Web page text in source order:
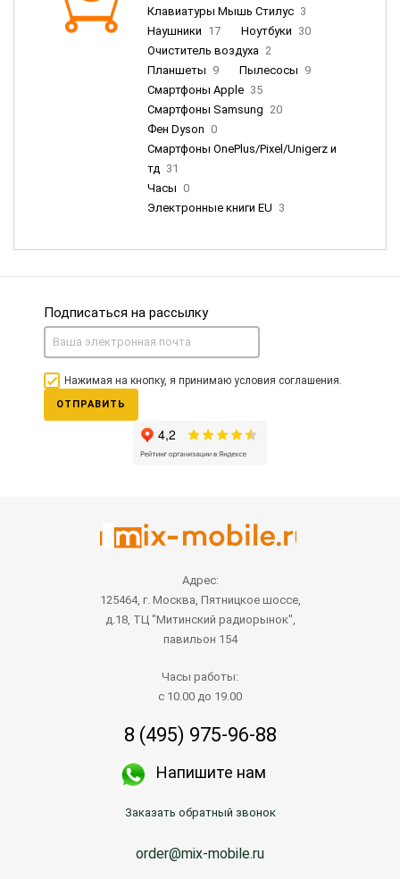
Клавиатуры Мышь Стилус 3
Наушники 17 Ноутбуки 30
Очиститель воздуха 2
Планшеты 9 Пылесосы 9
Смартфоны Apple 35
Смартфоны Samsung 20
Фен Dyson 0
Смартфоны OnePlus/Pixel/Unigerz и
тд 31
Часы 0
Электронные книги EU 3
Подписаться на рассылку
Нажимая на кнопку, я принимаю условия соглашения.
ОТПРАВИТЬ
Адрес:
125464, г. Москва, Пятницкое шоссе,
д.18, ТЦ "Митинский радиорынок",
павильон 154
Часы работы:
с 10.00 до 19.00
8 (495) 975-96-88
Напишите нам
Заказать обратный звонок
order@mix-mobile.ru